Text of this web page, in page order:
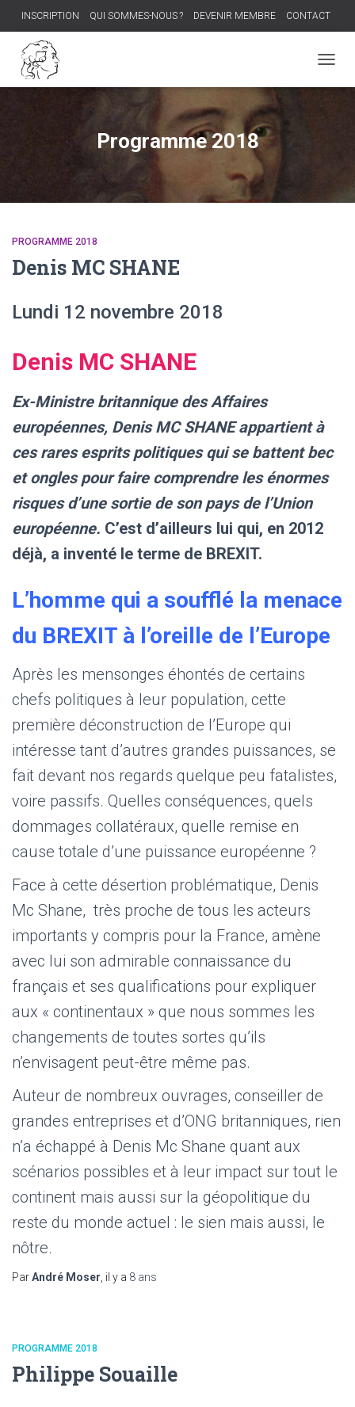
INSCRIPTION QUI SOMMES-NOUS ? DEVENIR MEMBRE CONTACT
LA
Programme 2018
PROGRAMME 2018
Denis MC SHANE
Lundi 12 novembre 2018
Denis MC SHANE
Ex-Ministre britannique des Affaires
européennes, Denis MC SHANE appartient à
ces rares esprits politiques qui se battent bec
et ongles pour faire comprendre les énormes
risques d’une sortie de son pays de l’Union
européenne. C’est d’ailleurs lui qui, en 2012
déjà, a inventé le terme de BREXIT.
L’homme qui a soufflé la menace
du BREXIT à l’oreille de l’Europe
Après les mensonges éhontés de certains
chefs politiques à leur population, cette
première déconstruction de l’Europe qui
intéresse tant d’autres grandes puissances, se
fait devant nos regards quelque peu fatalistes,
voire passifs. Quelles conséquences, quels
dommages collatéraux, quelle remise en
cause totale d’une puissance européenne ?
Face à cette désertion problématique, Denis
Mc Shane, très proche de tous les acteurs
importants y compris pour la France, amène
avec lui son admirable connaissance du
français et ses qualifications pour expliquer
aux « continentaux » que nous sommes les
changements de toutes sortes qu’ils
n’envisagent peut-être même pas.
Auteur de nombreux ouvrages, conseiller de
grandes entreprises et d’ONG britanniques, rien
n’a échappé à Denis Mc Shane quant aux
scénarios possibles et à leur impact sur tout le
continent mais aussi sur la géopolitique du
reste du monde actuel : le sien mais aussi, le
nôtre.
ParAndré Moser , il y a 8 ans
PROGRAMME 2018
Philippe Souaille